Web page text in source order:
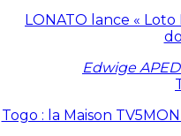
LONATO lance «
Edwige
Togo : la Maison